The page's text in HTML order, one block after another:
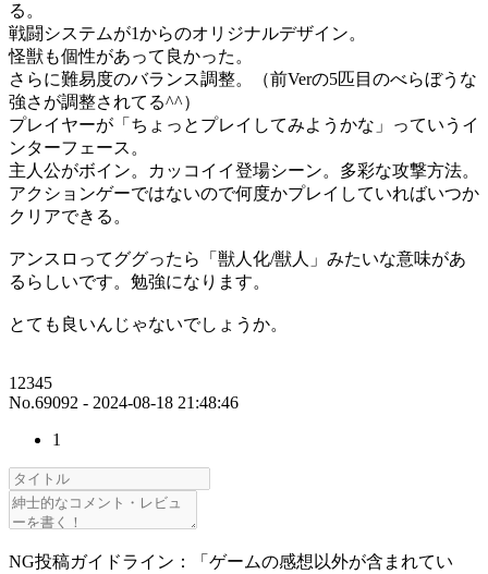
る。
戦闘システムが1からのオリジナルデザイン。
怪獣も個性があって良かった。
さらに難易度のバランス調整。（前Verの5匹目のべらぼうな
強さが調整されてる^^）
プレイヤーが「ちょっとプレイしてみようかな」っていうイ
ンターフェース。
主人公がボイン。カッコイイ登場シーン。多彩な攻撃方法。
アクションゲーではないので何度かプレイしていればいつか
クリアできる。
アンスロってググったら「獣人化/獣人」みたいな意味があ
るらしいです。勉強になります。
とても良いんじゃないでしょうか。
12345
No.69092 - 2024-08-18 21:48:46
1
NG投稿ガイドライン：「ゲームの感想以外が含まれてい